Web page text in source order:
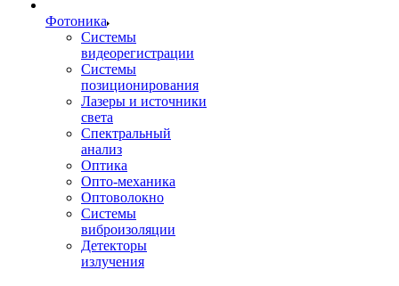
Фотоника
Cистемы
видеорегистрации
Системы
позиционирования
Лазеры и источники
света
Спектральный
анализ
Оптика
Опто-механика
Оптоволокно
Системы
виброизоляции
Детекторы
излучения